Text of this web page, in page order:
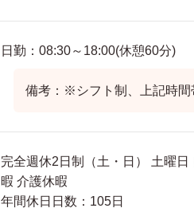
日勤：08:30～18:00(休憩60分)
備考：※シフト制、上記時間
完全週休2日制（土・日） 土曜
暇 介護休暇
年間休日日数：105日